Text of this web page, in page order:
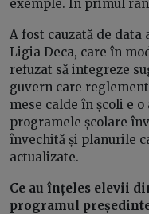
exemple. În primul
A fost cauzată de
Ligia Deca, care în
refuzat să integreze
guvern care
mese calde în școli e
programele școlare
învechită și planurile
actualizate.
Ce au înțeles elevii
programul